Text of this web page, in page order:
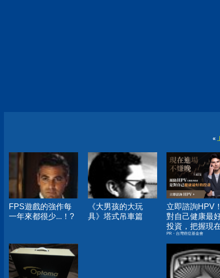
«
FPS遊戲的強作每
一年來都很少...！?
《大男孩的大玩
具》塔式吊車篇
立即諮詢HPV
對自己健康最
投資，把握現
嫌晚！
PR・台灣癌症基金會